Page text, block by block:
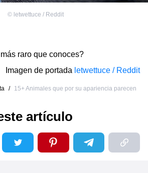
© letwettuce / Reddit
raro que conoces?
Imagen de portada letwettuce / Reddit
/
15+ Animales que por su apariencia parecen
artículo